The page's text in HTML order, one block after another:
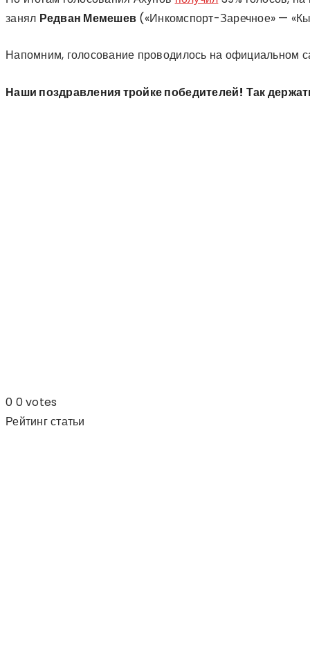
занял Редван Мемешев («Инкомспорт-Заречное» —
Напомним, голосование проводилось на официальном
Наши поздравления тройке победителей! Так
0 0votes
Рейтинг статьи